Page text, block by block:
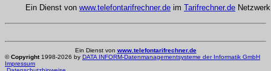
Ein Dienst von www.telefontarifrechner.de im Tarifrechner.de Netzwerk
Ein Dienst von www.telefontarifrechner.de
©Copyright1998-2026 by DATA INFORM-Datenmanagementsysteme der Informatik GmbH
Impressum